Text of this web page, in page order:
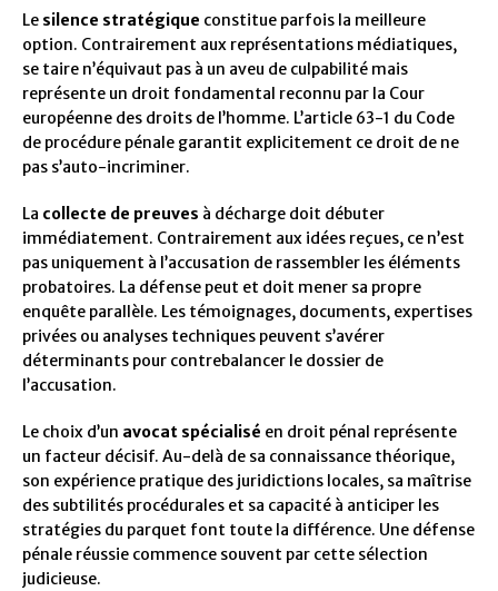
Le silence stratégique constitue parfois la meilleure
option. Contrairement aux représentations médiatiques,
se taire n’équivaut pas à un aveu de culpabilité mais
représente un droit fondamental reconnu par la Cour
européenne des droits de l’homme. L’article 63-1 du Code
de procédure pénale garantit explicitement ce droit de ne
pas s’auto-incriminer.
La collecte de preuves à décharge doit débuter
immédiatement. Contrairement aux idées reçues, ce n’est
pas uniquement à l’accusation de rassembler les éléments
probatoires. La défense peut et doit mener sa propre
enquête parallèle. Les témoignages, documents, expertises
privées ou analyses techniques peuvent s’avérer
déterminants pour contrebalancer le dossier de
l’accusation.
Le choix d’un avocat spécialisé en droit pénal représente
un facteur décisif. Au-delà de sa connaissance théorique,
son expérience pratique des juridictions locales, sa maîtrise
des subtilités procédurales et sa capacité à anticiper les
stratégies du parquet font toute la différence. Une défense
pénale réussie commence souvent par cette sélection
judicieuse.